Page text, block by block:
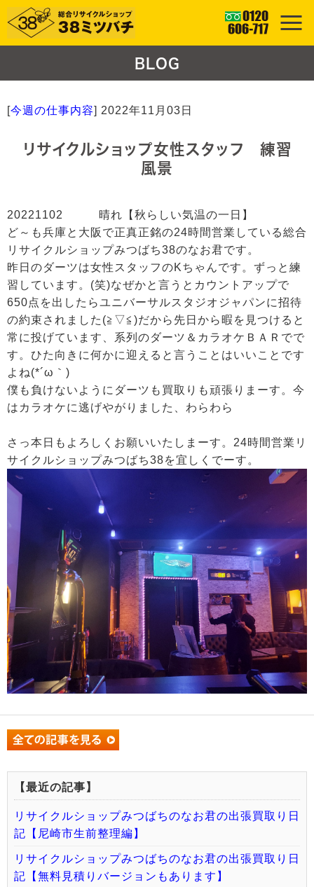
BLOG
[今週の仕事内容] 2022年11月03日
リサイクルショップ女性スタッフ 練習
風景
20221102 晴れ【秋らしい気温の一日】
ど～も兵庫と大阪で正真正銘の24時間営業している総合
リサイクルショップみつばち38のなお君です。
昨日のダーツは女性スタッフのKちゃんです。ずっと練
習しています。(笑)なぜかと言うとカウントアップで
650点を出したらユニバーサルスタジオジャパンに招待
の約束されました(≧▽≦)だから先日から暇を見つけると
常に投げています、系列のダーツ＆カラオケＢＡＲでで
す。ひた向きに何かに迎えると言うことはいいことです
よね(*´ω｀)
僕も負けないようにダーツも買取りも頑張りまーす。今
はカラオケに逃げやがりました、わらわら
さっ本日もよろしくお願いいたしまーす。24時間営業リ
サイクルショップみつばち38を宜しくでーす。
【最近の記事】
リサイクルショップみつばちのなお君の出張買取り日
記【尼崎市生前整理編】
リサイクルショップみつばちのなお君の出張買取り日
記【無料見積りバージョンもあります】